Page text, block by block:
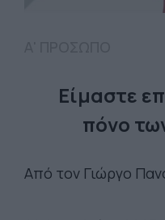
Είμαστε
πόνο
Από τον Γιώργο